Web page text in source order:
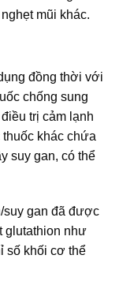
mũi khác.
đồng thời với
chống sung
trị cảm lạnh
khác chứa
suy gan, có thể
suy gan đã được
glutathion như
số khối cơ thể